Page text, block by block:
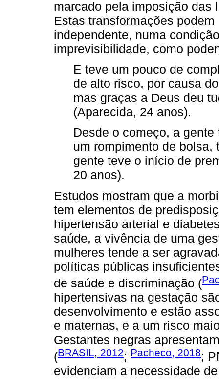
marcado pela imposição das
Estas transformações
independente, numa
imprevisibilidade, como
E teve um pouco de
de alto risco, por causa
mas graças a Deus deu
(Aparecida, 24 anos).
Desde o começo, a
um rompimento de
gente teve o início de
20 anos).
Estudos mostram que a
tem elementos de
hipertensão arterial e
saúde, a vivência de uma
mulheres tende a ser
políticas públicas
de saúde e discriminação (
hipertensivas na gestação
desenvolvimento e estão
e maternas, e a um risco
Gestantes negras
(BRASIL, 2012; Pacheco, 2018;
evidenciam a necessidade